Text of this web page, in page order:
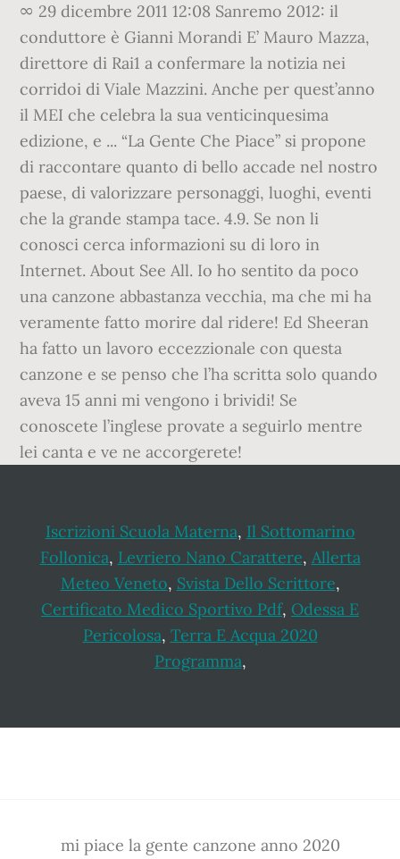
∞ 29 dicembre 2011 12:08 Sanremo 2012: il
conduttore è Gianni Morandi E’ Mauro Mazza,
direttore di Rai1 a confermare la notizia nei
corridoi di Viale Mazzini. Anche per quest’anno
il MEI che celebra la sua venticinquesima
edizione, e ... “La Gente Che Piace” si propone
di raccontare quanto di bello accade nel nostro
paese, di valorizzare personaggi, luoghi, eventi
che la grande stampa tace. 4.9. Se non li
conosci cerca informazioni su di loro in
Internet. About See All. Io ho sentito da poco
una canzone abbastanza vecchia, ma che mi ha
veramente fatto morire dal ridere! Ed Sheeran
ha fatto un lavoro eccezzionale con questa
canzone e se penso che l’ha scritta solo quando
aveva 15 anni mi vengono i brividi! Se
conoscete l’inglese provate a seguirlo mentre
lei canta e ve ne accorgerete!
Iscrizioni Scuola Materna, Il Sottomarino
Follonica, Levriero Nano Carattere, Allerta
Meteo Veneto, Svista Dello Scrittore,
Certificato Medico Sportivo Pdf, Odessa E
Pericolosa, Terra E Acqua 2020
Programma,
mi piace la gente canzone anno 2020